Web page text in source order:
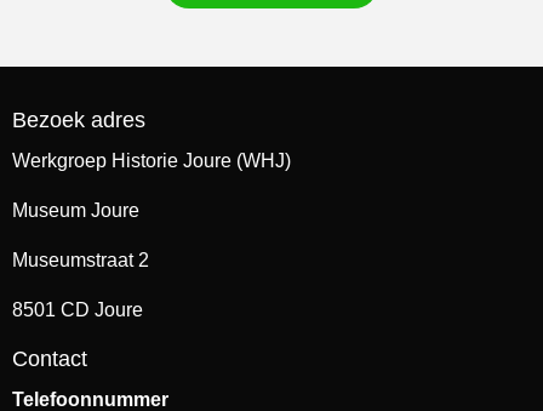
Bezoek adres
Werkgroep Historie Joure (WHJ)
Museum Joure
Museumstraat 2
8501 CD Joure
Contact
Telefoonnummer